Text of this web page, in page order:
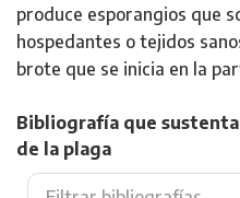
produce esporangios que
hospedantes o tejidos
brote que se inicia en la
Bibliografía que
de la plaga